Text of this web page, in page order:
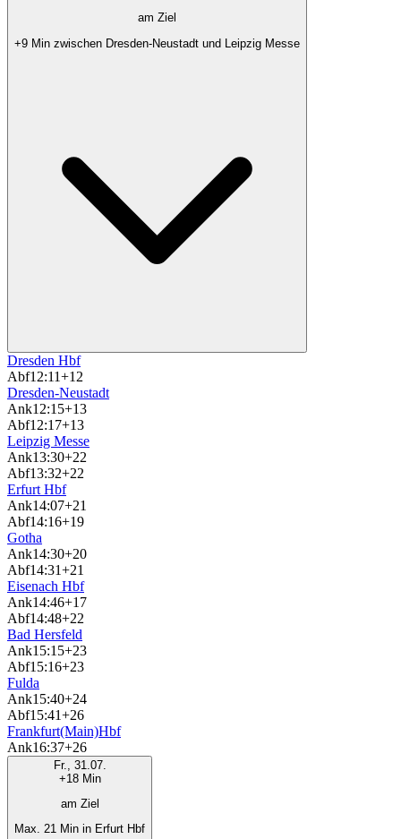
am Ziel
+9 Min zwischen Dresden-Neustadt und Leipzig Messe
Dresden Hbf
Abf12:11+12
Dresden-Neustadt
Ank12:15+13
Abf12:17+13
Leipzig Messe
Ank13:30+22
Abf13:32+22
Erfurt Hbf
Ank14:07+21
Abf14:16+19
Gotha
Ank14:30+20
Abf14:31+21
Eisenach Hbf
Ank14:46+17
Abf14:48+22
Bad Hersfeld
Ank15:15+23
Abf15:16+23
Fulda
Ank15:40+24
Abf15:41+26
Frankfurt(Main)Hbf
Ank16:37+26
Fr., 31.07.
+18 Min
am Ziel
Max. 21 Min in Erfurt Hbf